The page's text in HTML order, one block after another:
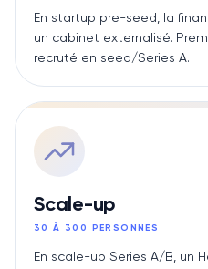
En startup pre-seed, la
un cabinet externalisé.
recruté en seed/Series A.
Scale-up
30 À 300 PERSONNES
En scale-up Series A/B, un